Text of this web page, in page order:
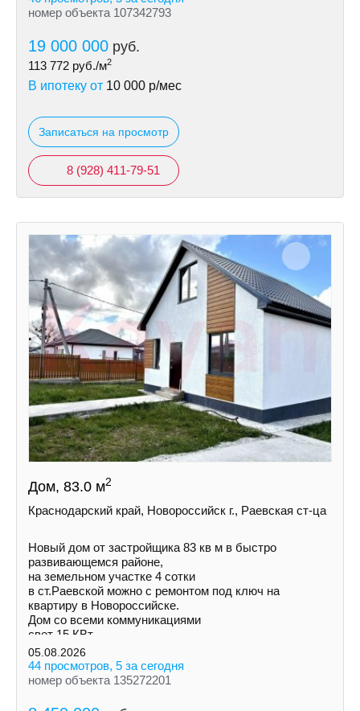
номер объекта 107342793
19 000 000 руб.
113 772 руб./м2
В ипотеку от 10 000 р/мес
Записаться на просмотр
8 (928) 411-79-51
Дом, 83.0 м2
Краснодарский край, Новороссийск г., Раевская ст-ца
Новый дом от застройщика 83 кв м в быстро
развивающемся районе,
на земельном участке 4 сотки
в ст.Раевской можно с ремонтом под ключ на
квартиру в Новороссийске.
Дом со всеми коммуникациями
свет 15 КВт
индивидуальная скважина
септик
05.08.2026
44 просмотров, 5 за сегодня
номер объекта 135272201